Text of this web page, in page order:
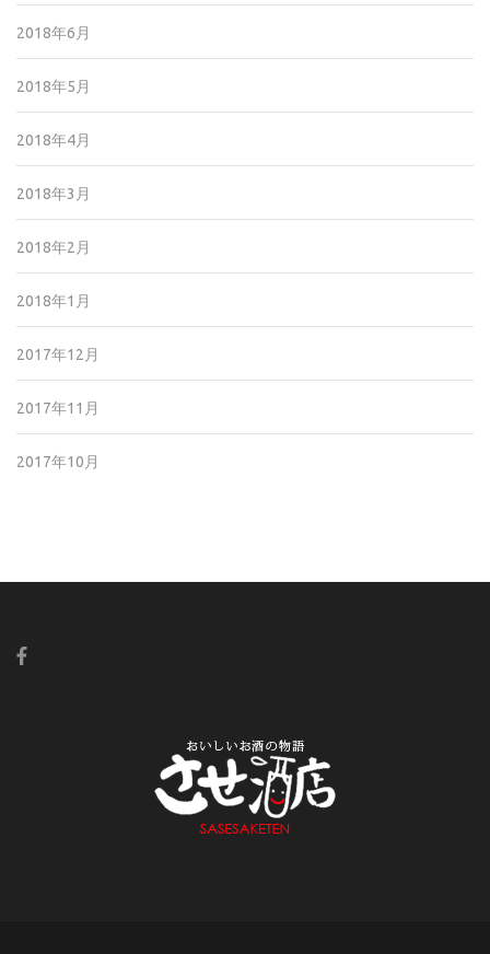
2018年6月
2018年5月
2018年4月
2018年3月
2018年2月
2018年1月
2017年12月
2017年11月
2017年10月